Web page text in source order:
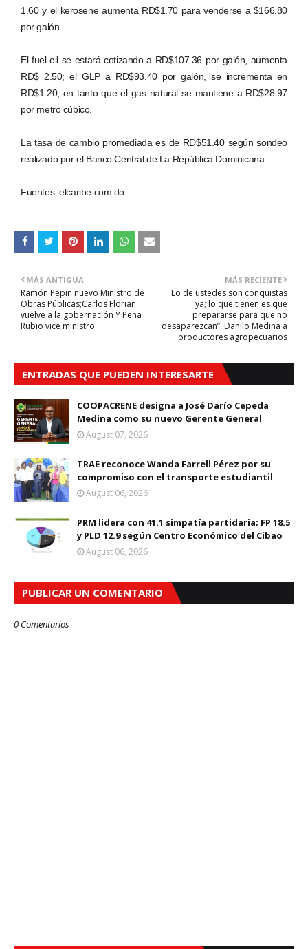
1.60 y el kerosene aumenta RD$1.70 para venderse a $166.80
por galón.
El fuel oil se estará cotizando a RD$107.36 por galón, aumenta
RD$ 2.50; el GLP a RD$93.40 por galón, se incrementa en
RD$1.20, en tanto que el gas natural se mantiene a RD$28.97
por metro cúbico.
La tasa de cambio promediada es de RD$51.40 según sondeo
realizado por el Banco Central de La República Dominicana.
Fuentes: elcaribe.com.do
MÁS RECIENTE
Lo de ustedes son conquistas
ya; lo que tienen es que
prepararse para que no
desaparezcan”: Danilo Medina a
productores agropecuarios
MÁS ANTIGUA
Ramón Pepin nuevo Ministro de
Obras Públicas;Carlos Florian
vuelve a la gobernación Y Peña
Rubio vice ministro
ENTRADAS QUE PUEDEN INTERESARTE
COOPACRENE designa a José Darío Cepeda
Medina como su nuevo Gerente General
August 07, 2026
TRAE reconoce Wanda Farrell Pérez por su
compromiso con el transporte estudiantil
August 06, 2026
PRM lidera con 41.1 simpatía partidaria; FP 18.5
y PLD 12.9 según Centro Económico del Cibao
August 06, 2026
PUBLICAR UN COMENTARIO
0 Comentarios